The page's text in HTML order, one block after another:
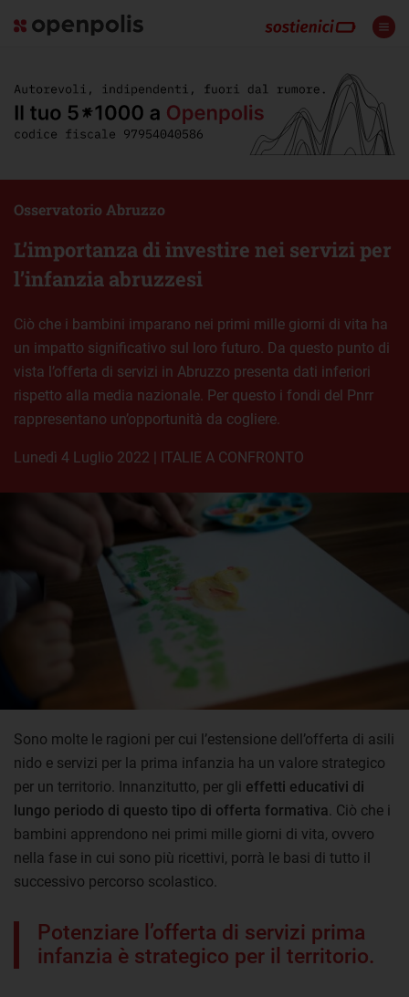
L’importanza di investire nei servizi per
l’infanzia abruzzesi
Osservatorio Abruzzo
Ciò che i bambini imparano nei primi mille giorni di vita ha
un impatto significativo sul loro futuro. Da questo punto di
vista l’offerta di servizi in Abruzzo presenta dati inferiori
rispetto alla media nazionale. Per questo i fondi del Pnrr
rappresentano un’opportunità da cogliere.
lunedì 4 Luglio 2022 | ITALIE A CONFRONTO
Sono molte le ragioni per cui l’estensione dell’offerta di asili
nido e servizi per la prima infanzia ha un valore strategico
per un territorio. Innanzitutto, per gli effetti educativi di
lungo periodo di questo tipo di offerta formativa . Ciò che i
bambini apprendono nei primi mille giorni di vita, ovvero
nella fase in cui sono più ricettivi, porrà le basi di tutto il
successivo percorso scolastico.
Potenziare l’offerta di servizi prima
infanzia è strategico per il territorio.